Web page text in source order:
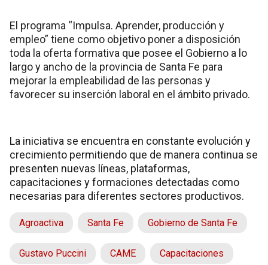
El programa “Impulsa. Aprender, producción y
empleo” tiene como objetivo poner a disposición
toda la oferta formativa que posee el Gobierno a lo
largo y ancho de la provincia de Santa Fe para
mejorar la empleabilidad de las personas y
favorecer su inserción laboral en el ámbito privado.
La iniciativa se encuentra en constante evolución y
crecimiento permitiendo que de manera continua se
presenten nuevas líneas, plataformas,
capacitaciones y formaciones detectadas como
necesarias para diferentes sectores productivos.
Agroactiva Santa Fe Gobierno de Santa Fe
Gustavo Puccini CAME Capacitaciones